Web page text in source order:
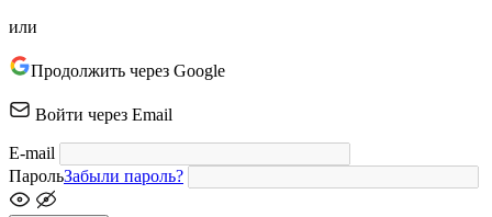
или
Продолжить через Google
Войти через Email
E-mail
ПарольЗабыли пароль?